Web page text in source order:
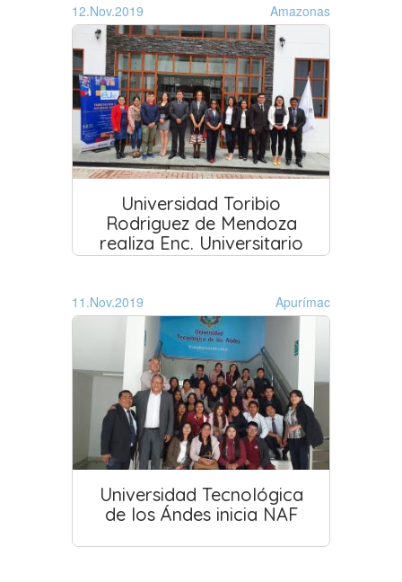
12.Nov.2019 Amazonas
Universidad Toribio
Rodriguez de Mendoza
realiza Enc. Universitario
11.Nov.2019 Apurímac
Universidad Tecnológica
de los Ándes inicia NAF